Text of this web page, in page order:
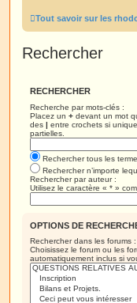
Tout savoir sur les
Rechercher
RECHERCHER
Recherche par mots-clés :
Placez un + devant un mot
des | entre crochets si
partielles.
Rechercher tous les
Rechercher n’importe
Rechercher par auteur :
Utilisez le caractère « * »
OPTIONS DE
Rechercher dans les forums :
Choisissez le forum ou les
automatiquement inclus si